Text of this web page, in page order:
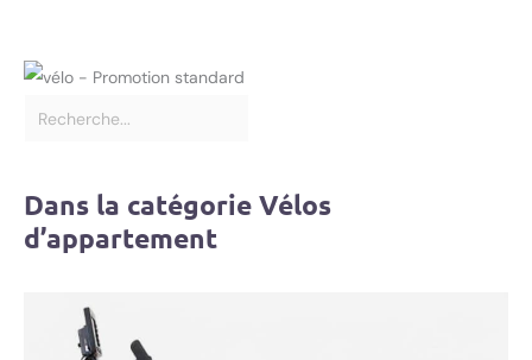
Dans la catégorie Vélos
d’appartement